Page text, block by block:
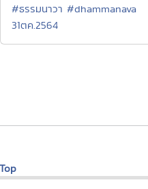
#ธรรมนาวา #dhammanava
31ตค.2564